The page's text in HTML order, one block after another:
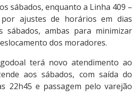
sábados, enquanto a Linha 409 –
por ajustes de horários em dias
sábados, ambas para minimizar
dos moradores.
terá novo atendimento ao
aos sábados, com saída do
22h45 e passagem pelo varejão